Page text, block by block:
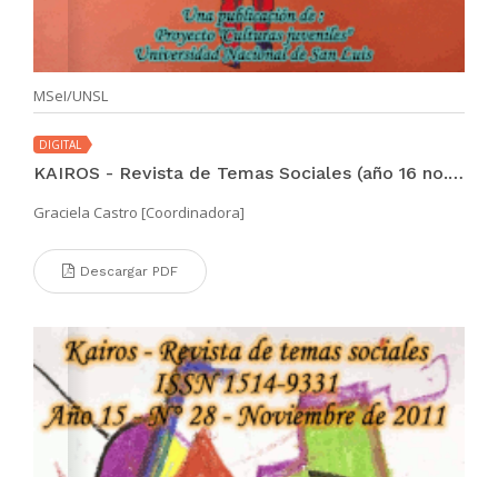
MSeI/UNSL
DIGITAL
KAIROS - Revista de Temas Sociales (año 16 no. 29 may 2012)
Graciela Castro [Coordinadora]
Descargar PDF